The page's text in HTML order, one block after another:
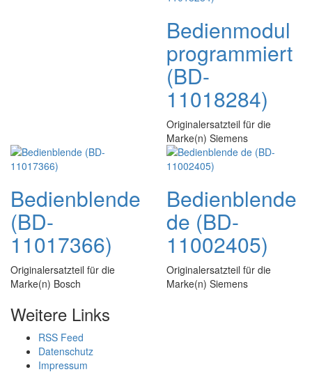
Bedienmodul
programmiert
(BD-
11018284)
Originalersatzteil für die
Marke(n) Siemens
Bedienblende
(BD-
11017366)
Originalersatzteil für die
Marke(n) Bosch
Bedienblende
de (BD-
11002405)
Originalersatzteil für die
Marke(n) Siemens
Weitere Links
RSS Feed
Datenschutz
Impressum